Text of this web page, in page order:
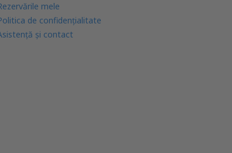
mele
de confidențialitate
şi contact